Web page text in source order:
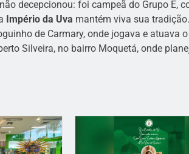
decepcionou: foi campeã do Grupo E,
Império da Uva mantém viva sua
de Carmary, onde jogava e atuava
Silveira, no bairro Moquetá, onde